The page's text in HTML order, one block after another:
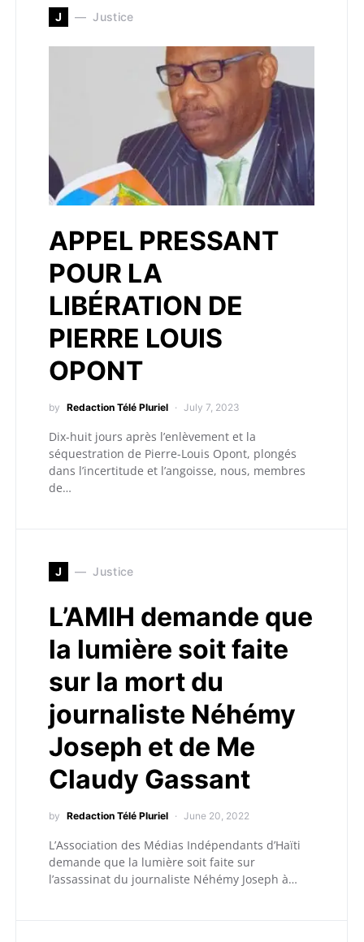
J Justice
APPEL PRESSANT
POUR LA
LIBÉRATION DE
PIERRE LOUIS
OPONT
by Redaction Télé Pluriel July 7, 2023
Dix-huit jours après l’enlèvement et la
séquestration de Pierre-Louis Opont, plongés
dans l’incertitude et l’angoisse, nous, membres
de…
J Justice
L’AMIH demande que
la lumière soit faite
sur la mort du
journaliste Néhémy
Joseph et de Me
Claudy Gassant
by Redaction Télé Pluriel June 20, 2022
L’Association des Médias Indépendants d’Haïti
demande que la lumière soit faite sur
l’assassinat du journaliste Néhémy Joseph à…